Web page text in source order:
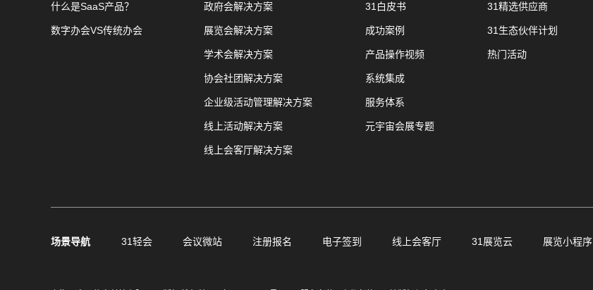
什么是SaaS产品？
数字办会VS传统办会
政府会解决方案
展览会解决方案
学术会解决方案
协会社团解决方案
企业级活动管理解决方案
线上活动解决方案
线上会客厅解决方案
31白皮书
成功案例
产品操作视频
系统集成
服务体系
元宇宙会展专题
31精选供应商
31生态伙伴计划
热门活动
场景导航 31轻会 会议微站 注册报名 电子签到 线上会客厅 31展览云 展览小程序